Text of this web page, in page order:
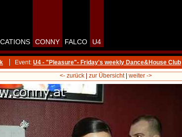
CONNY FALCO U4
Event: U4 - "Pleasure"- Friday's weekly Dance&House Club
<- zurück| zur Übersicht| weiter ->